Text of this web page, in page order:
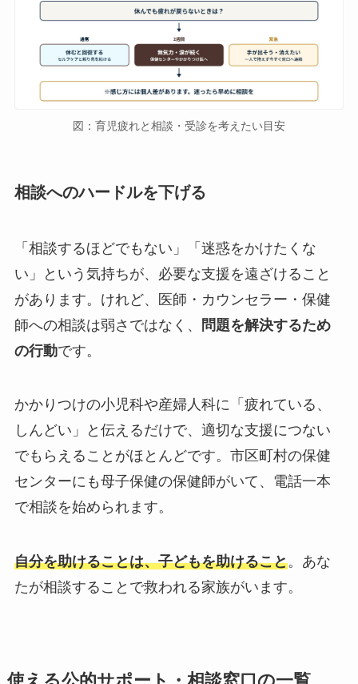
図：育児疲れと相談・受診を考えたい目安
相談へのハードルを下げる
「相談するほどでもない」「迷惑をかけたくな
い」という気持ちが、必要な支援を遠ざけること
があります。けれど、医師・カウンセラー・保健
師への相談は弱さではなく、
問題を解決するため
の行動です。
かかりつけの小児科や産婦人科に「疲れている、
しんどい」と伝えるだけで、適切な支援につない
でもらえることがほとんどです。市区町村の保健
センターにも母子保健の保健師がいて、電話一本
で相談を始められます。
自分を助けることは、子どもを助けること。あな
たが相談することで救われる家族がいます。